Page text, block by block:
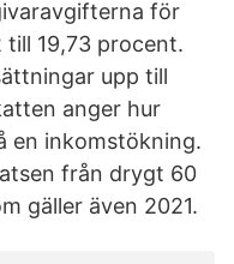
för
19,73 procent.
upp till
anger hur
en inkomstökning.
från drygt 60
gäller även 2021.